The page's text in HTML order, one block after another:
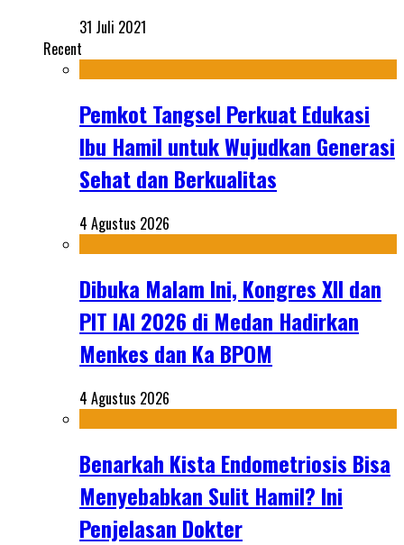
31 Juli 2021
Recent
Pemkot Tangsel Perkuat Edukasi
Ibu Hamil untuk Wujudkan Generasi
Sehat dan Berkualitas
4 Agustus 2026
Dibuka Malam Ini, Kongres XII dan
PIT IAI 2026 di Medan Hadirkan
Menkes dan Ka BPOM
4 Agustus 2026
Benarkah Kista Endometriosis Bisa
Menyebabkan Sulit Hamil? Ini
Penjelasan Dokter